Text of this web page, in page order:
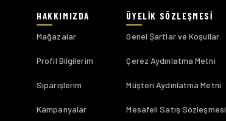
Mağazalar
Profil Bilgilerim
Siparişlerim
Kampanyalar
Genel Şartlar ve Koşullar
Çerez Aydınlatma Metni
Müşteri Aydınlatma Metni
Mesafeli Satış Sözleşmesi